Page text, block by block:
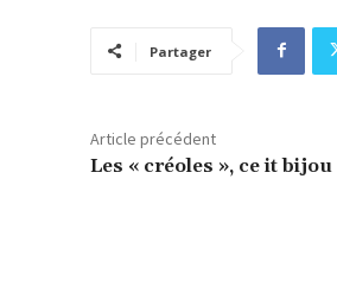
Partager
Article précédent
Les « créoles », ce it bijou